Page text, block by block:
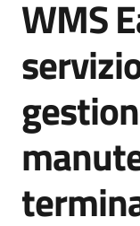
site
Seguici
su
WMS